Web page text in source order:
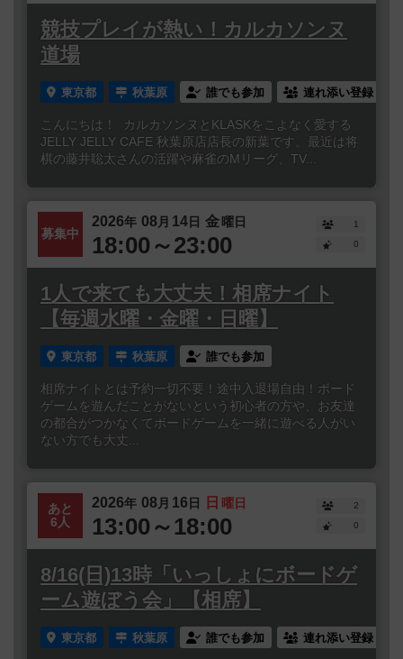
競技プレイが熱い！カルカソンヌ
道場
東京都 秋葉原 誰でも参加 連れ添い登録
こんにちは！ カルカソンヌとKLASKをこよなく愛する
JELLY JELLY CAFE 秋葉原店店長の新葉です。最近は将
棋の藤井聡太さんの活躍や麻雀のMリーグ、TV...
募集中
2026年 08 月 14日 金曜日
18:00～23:00
1
0
1人で来ても大丈夫！相席ナイト
【毎週水曜・金曜・日曜】
東京都 秋葉原 誰でも参加
相席ナイトとは予約一切不要！途中入退場自由！ボード
ゲームを遊んだことがないという初心者の方や、お友達
の都合がつかなくてボードゲームを一緒に遊べる人がい
ない方でも大丈...
あと
6人
2026年 08 月 16日 日 曜日
13:00～18:00
2
0
8/16(日)13時「いっしょにボードゲ
ーム遊ぼう会」【相席】
東京都 秋葉原 誰でも参加 連れ添い登録